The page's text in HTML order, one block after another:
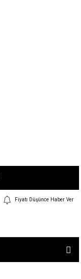
Fiyatı Düşünce Haber Ver